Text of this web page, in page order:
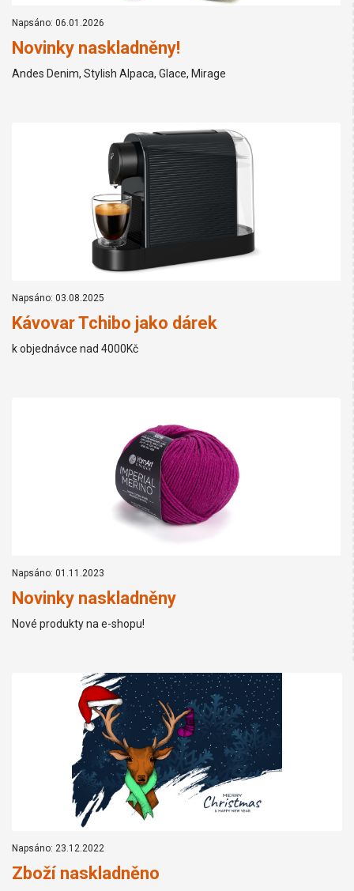
Napsáno: 06.01.2026
Novinky naskladněny!
Andes Denim, Stylish Alpaca, Glace, Mirage
Napsáno: 03.08.2025
Kávovar Tchibo jako dárek
k objednávce nad 4000Kč
Napsáno: 01.11.2023
Novinky naskladněny
Nové produkty na e-shopu!
Napsáno: 23.12.2022
Zboží naskladněno